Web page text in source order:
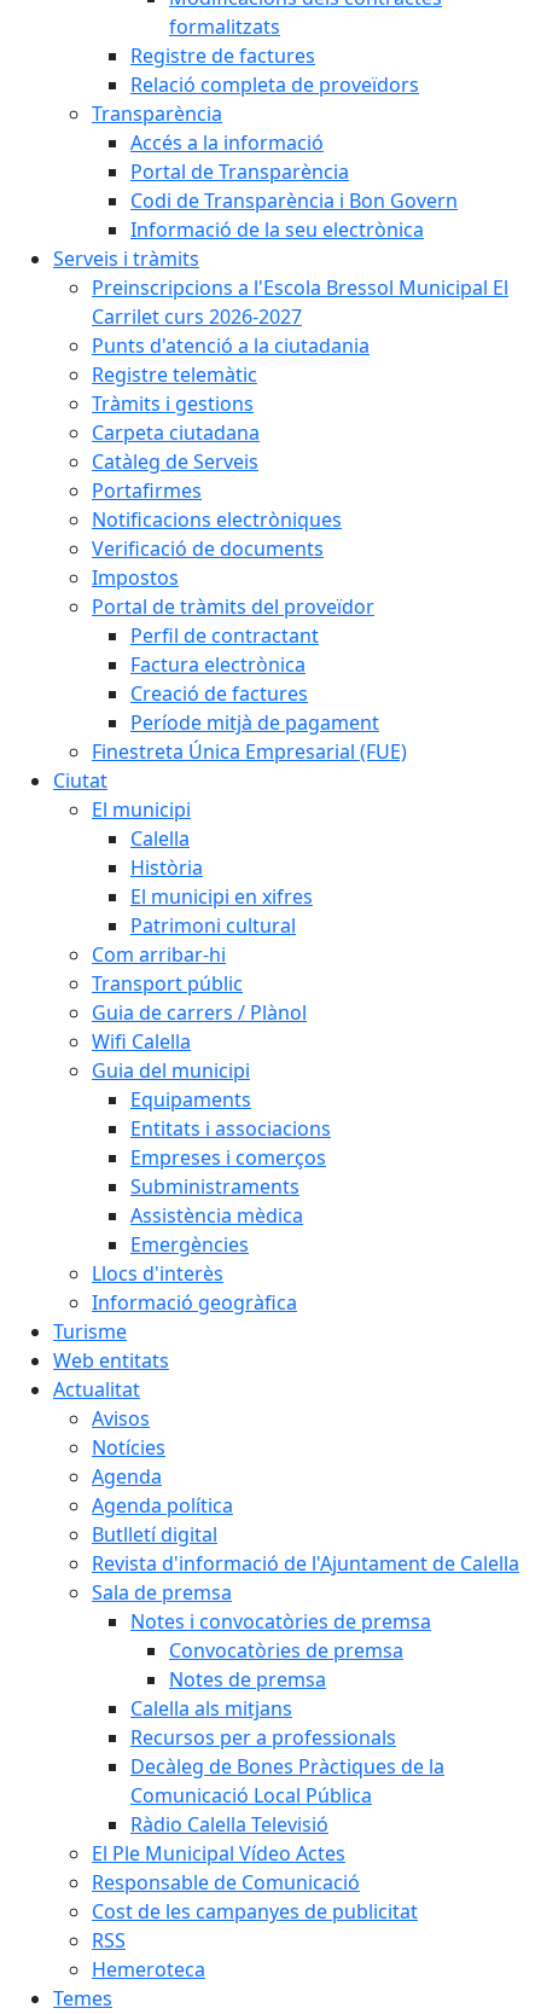
formalitzats
Registre de factures
Relació completa de proveïdors
Transparència
Accés a la informació
Portal de Transparència
Codi de Transparència i Bon Govern
Informació de la seu electrònica
Serveis i tràmits
Preinscripcions a l'Escola Bressol Municipal El
Carrilet curs 2026-2027
Punts d'atenció a la ciutadania
Registre telemàtic
Tràmits i gestions
Carpeta ciutadana
Catàleg de Serveis
Portafirmes
Notificacions electròniques
Verificació de documents
Impostos
Portal de tràmits del proveïdor
Perfil de contractant
Factura electrònica
Creació de factures
Període mitjà de pagament
Finestreta Única Empresarial (FUE)
Ciutat
El municipi
Calella
Història
El municipi en xifres
Patrimoni cultural
Com arribar-hi
Transport públic
Guia de carrers / Plànol
Wifi Calella
Guia del municipi
Equipaments
Entitats i associacions
Empreses i comerços
Subministraments
Assistència mèdica
Emergències
Llocs d'interès
Informació geogràfica
Turisme
Web entitats
Actualitat
Avisos
Notícies
Agenda
Agenda política
Butlletí digital
Revista d'informació de l'Ajuntament de Calella
Sala de premsa
Notes i convocatòries de premsa
Convocatòries de premsa
Notes de premsa
Calella als mitjans
Recursos per a professionals
Decàleg de Bones Pràctiques de la
Comunicació Local Pública
Ràdio Calella Televisió
El Ple Municipal Vídeo Actes
Responsable de Comunicació
Cost de les campanyes de publicitat
RSS
Hemeroteca
Temes